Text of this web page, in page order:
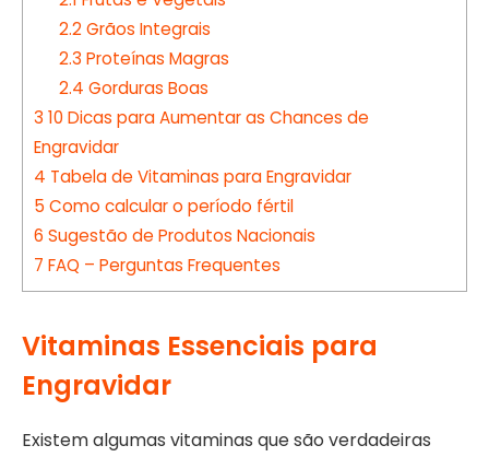
2.2Grãos Integrais
2.3 Proteínas Magras
2.4 Gorduras Boas
3 10 Dicas para Aumentar as Chances de
Engravidar
4 Tabela de Vitaminas para Engravidar
5 Como calcular o período fértil
6 Sugestão de Produtos Nacionais
7 FAQ – Perguntas Frequentes
Vitaminas Essenciais para
Engravidar
Existem algumas vitaminas que são verdadeiras